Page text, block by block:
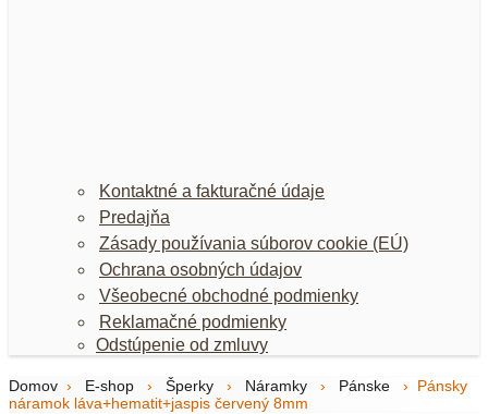
Kontaktné a fakturačné údaje
Predajňa
Zásady používania súborov cookie (EÚ)
Ochrana osobných údajov
Všeobecné obchodné podmienky
Reklamačné podmienky
Odstúpenie od zmluvy
Domov › E-shop › Šperky › Náramky › Pánske ›
Pánsky
náramok láva+hematit+jaspis červený 8mm